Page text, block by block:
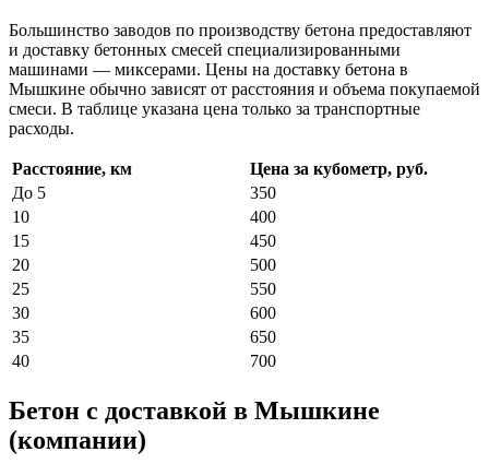
Большинство заводов по производству бетона предоставляют
и доставку бетонных смесей специализированными
машинами — миксерами. Цены на доставку бетона в
Мышкине обычно зависят от расстояния и объема покупаемой
смеси. В таблице указана цена только за транспортные
расходы.
Расстояние, км
Цена за кубометр, руб.
До 5
350
10
400
15
450
20
500
25
550
30
600
35
650
40
700
Бетон с доставкой в Мышкине
(компании)